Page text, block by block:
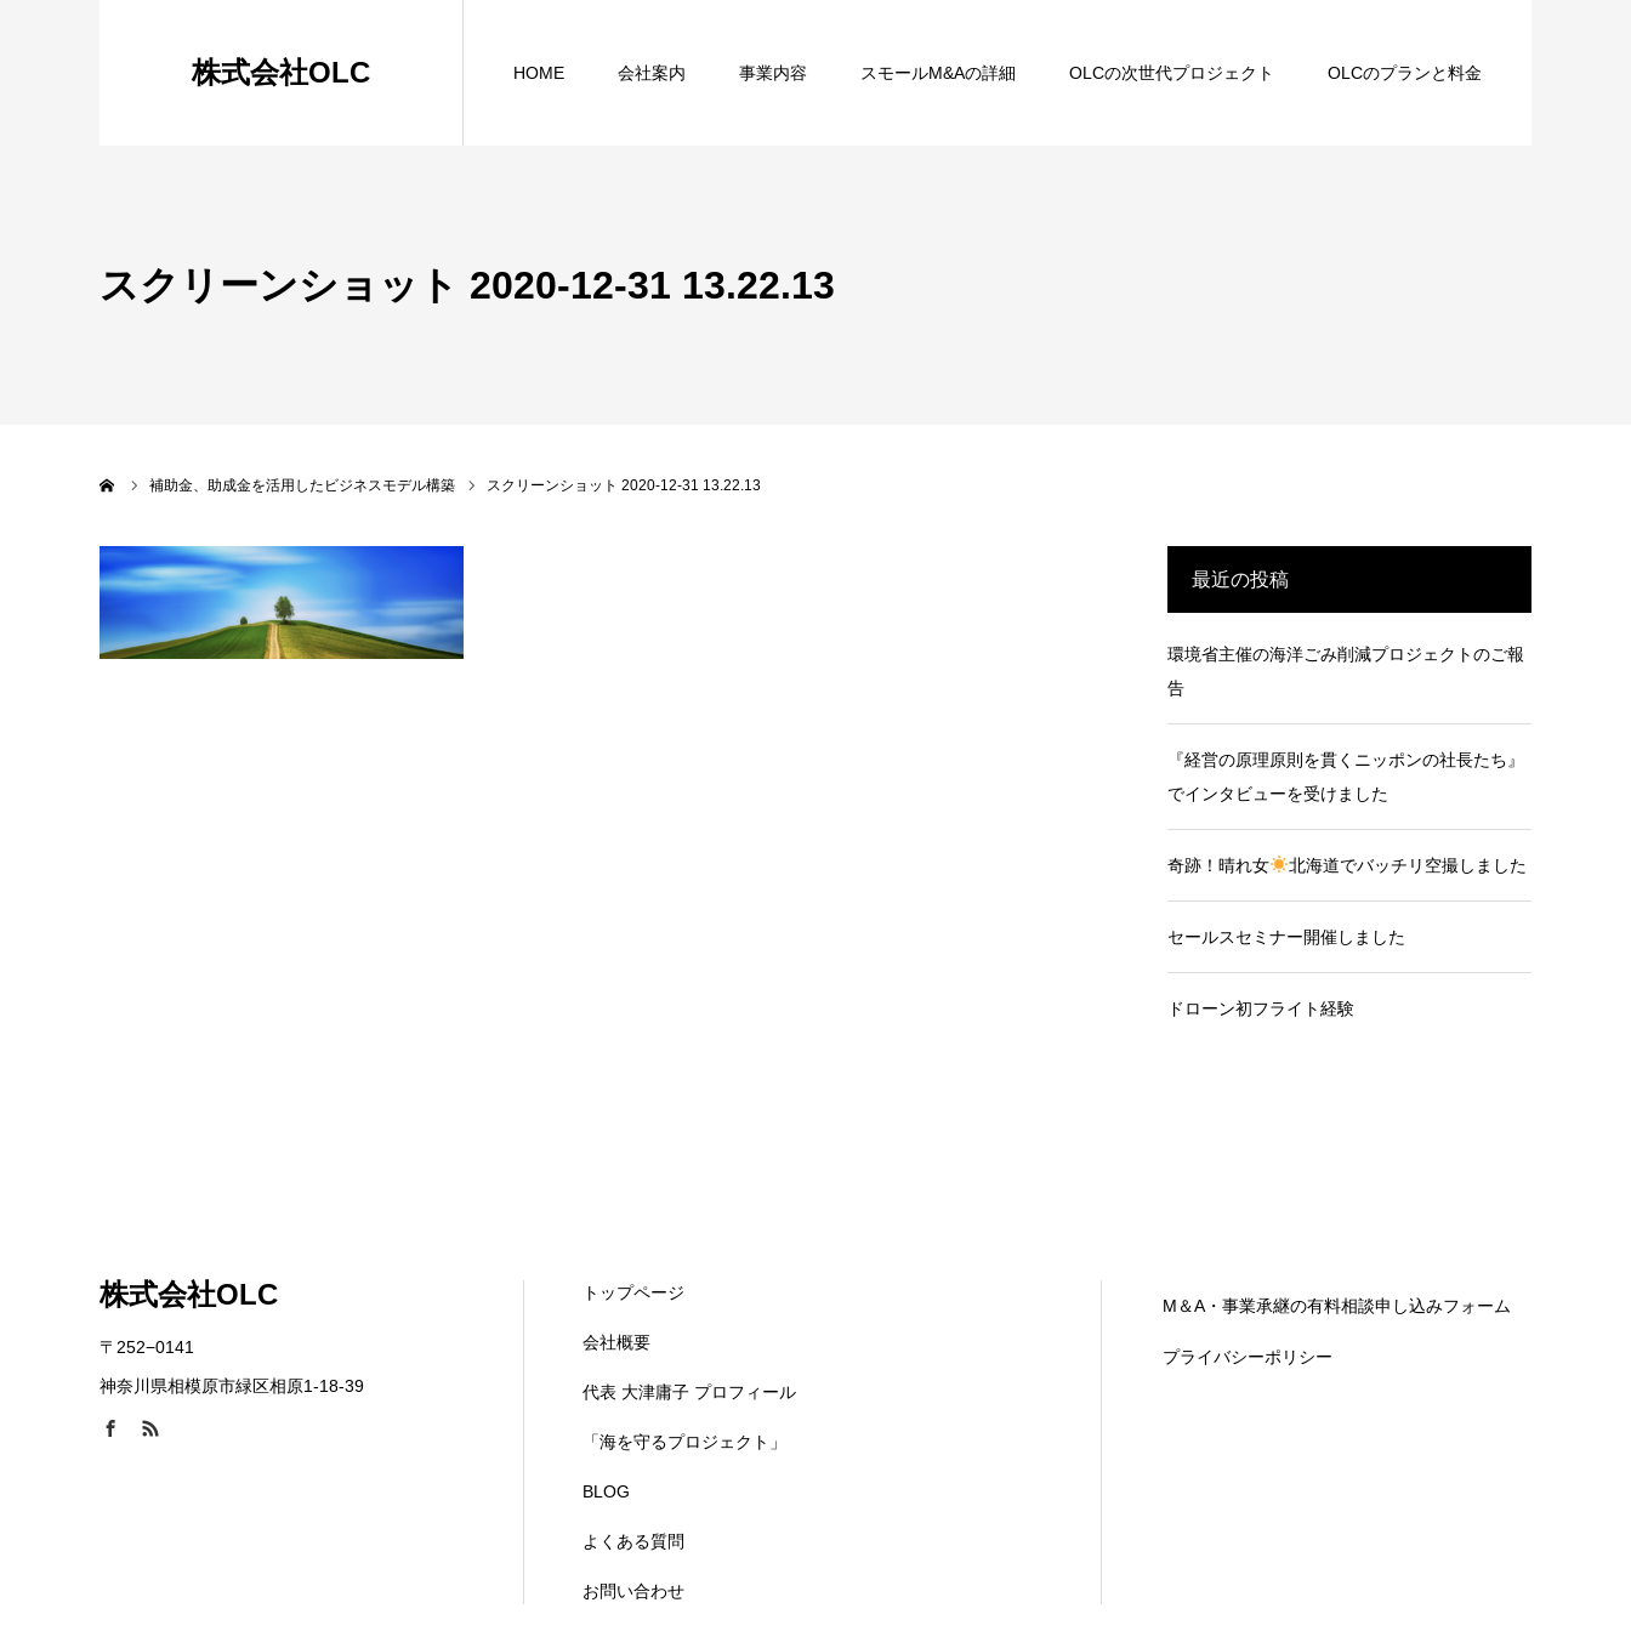
株式会社OLC HOME 会社案内 事業内容 スモールM&Aの詳細 OLCの次世代プロジェクト OLCのプランと料金
スクリーンショット 2020-12-31 13.22.13
補助金、助成金を活用したビジネスモデル構築 スクリーンショット 2020-12-31 13.22.13
最近の投稿
環境省主催の海洋ごみ削減プロジェクトのご報
告
『経営の原理原則を貫くニッポンの社長たち』
でインタビューを受けました
奇跡！晴れ女 北海道でバッチリ空撮しました
セールスセミナー開催しました
ドローン初フライト経験
株式会社OLC
〒252−0141
神奈川県相模原市緑区相原1-18-39
トップページ
会社概要
代表 大津庸子 プロフィール
「海を守るプロジェクト」
BLOG
よくある質問
お問い合わせ
M＆A・事業承継の有料相談申し込みフォーム
プライバシーポリシー